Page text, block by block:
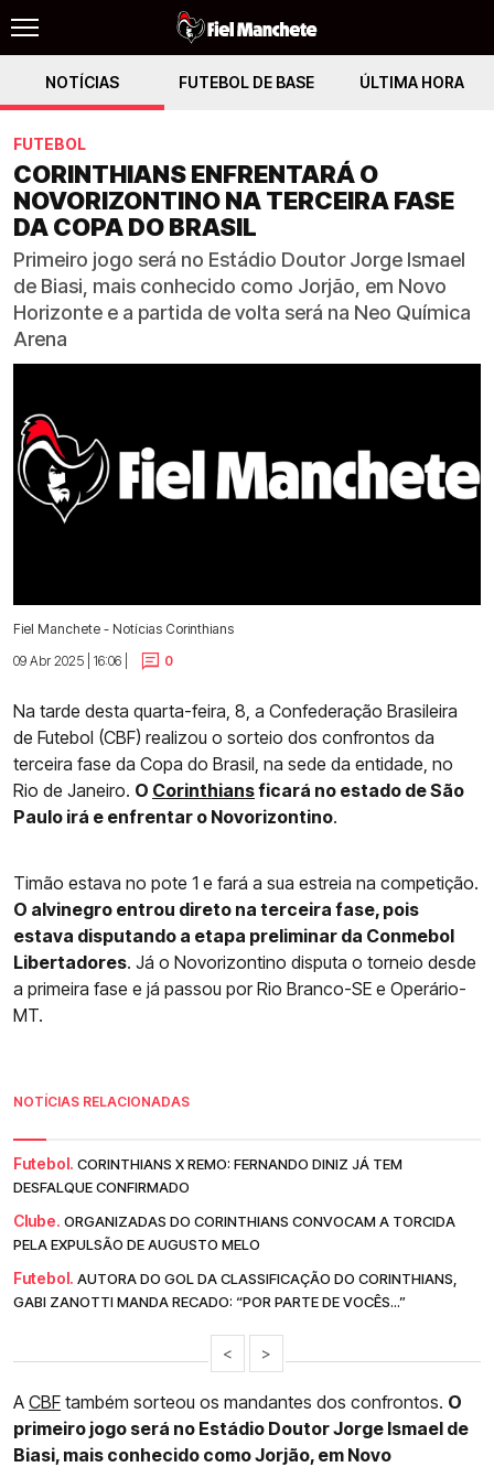
NOTÍCIAS FUTEBOL DE BASE ÚLTIMA HORA
FUTEBOL
CORINTHIANS ENFRENTARÁ O
NOVORIZONTINO NA TERCEIRA FASE
DA COPA DO BRASIL
Primeiro jogo será no Estádio Doutor Jorge Ismael
de Biasi, mais conhecido como Jorjão, em Novo
Horizonte e a partida de volta será na Neo Química
Arena
Fiel Manchete - Notícias Corinthians
09 Abr 2025 | 16:06 |
0
Na tarde desta quarta-feira, 8, a Confederação Brasileira
de Futebol (CBF) realizou o sorteio dos confrontos da
terceira fase da Copa do Brasil, na sede da entidade, no
Rio de Janeiro. O Corinthiansficará no estado de São
Paulo irá e enfrentar o Novorizontino.
Timão estava no pote 1 e fará a sua estreia na competição.
O alvinegro entrou direto na terceira fase, pois
estava disputando a etapa preliminar da Conmebol
Libertadores. Já o Novorizontino disputa o torneio desde
a primeira fase e já passou por Rio Branco-SE e Operário-
MT.
NOTÍCIAS RELACIONADAS
Futebol. CORINTHIANS X REMO: FERNANDO DINIZ JÁ TEM
DESFALQUE CONFIRMADO
Clube. ORGANIZADAS DO CORINTHIANS CONVOCAM A TORCIDA
PELA EXPULSÃO DE AUGUSTO MELO
Futebol. AUTORA DO GOL DA CLASSIFICAÇÃO DO CORINTHIANS,
GABI ZANOTTI MANDA RECADO: “POR PARTE DE VOCÊS...”
< >
A CBF também sorteou os mandantes dos confrontos. O
primeiro jogo será no Estádio Doutor Jorge Ismael de
Biasi, mais conhecido como Jorjão, em Novo